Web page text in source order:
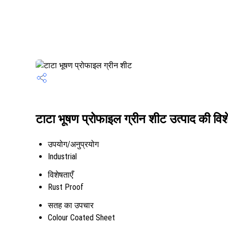
टाटा भूषण प्रोफाइल ग्रीन शीट उत्पाद की
उपयोग/अनुप्रयोग
Industrial
विशेषताएँ
Rust Proof
सतह का उपचार
Colour Coated Sheet